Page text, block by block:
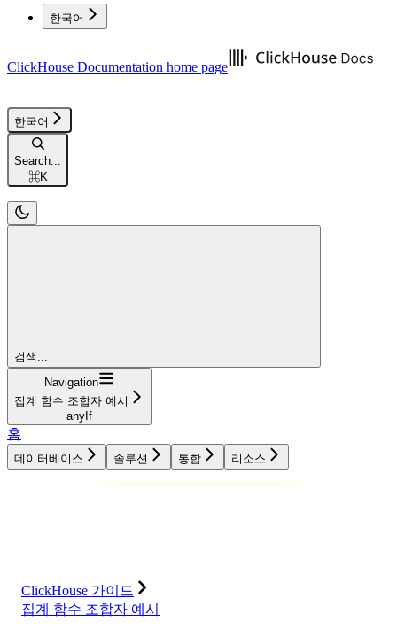
한국어
ClickHouse Documentation home page
한국어
Search...
⌘K
검색...
Navigation
집계 함수 조합자 예시
anyIf
홈
데이터베이스 솔루션 통합 리소스
ClickHouse 가이드
집계 함수 조합자 예시